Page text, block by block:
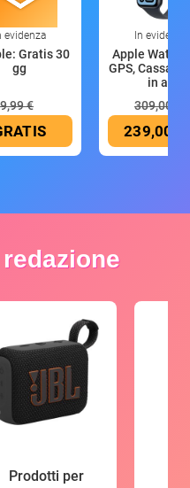
evidenza
Gratis 30
gg
9,99 €
In evidenza
Apple Watch
GPS, Cassa
in all
309,00 €
239,00 €
Prodotti per